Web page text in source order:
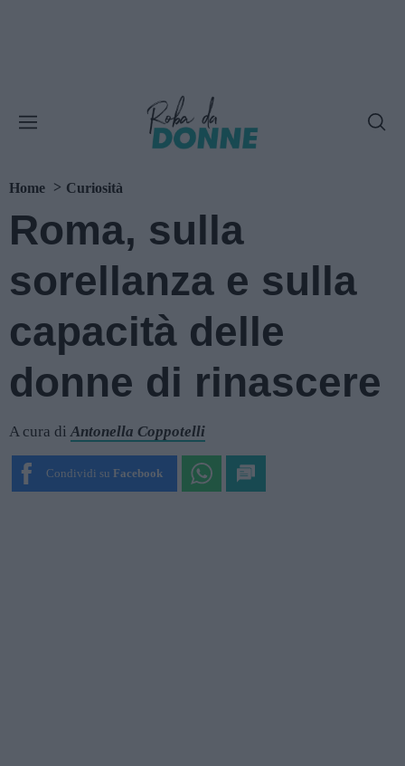
Home Curiosità
Roma, sulla
sorellanza e sulla
capacità delle
donne di rinascere
A cura diAntonella Coppotelli
Condividi su Facebook